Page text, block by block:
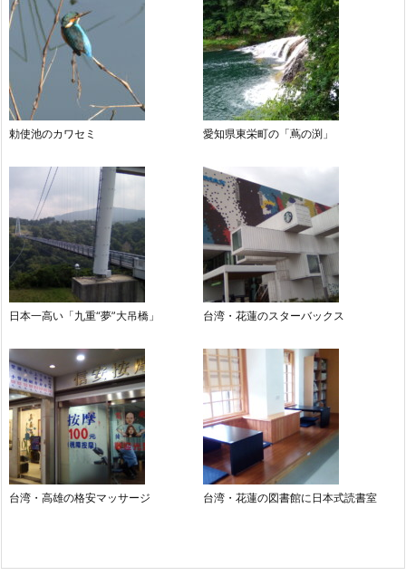
勅使池のカワセミ 愛知県東栄町の「蔦の渕」
日本一高い「九重“夢”大吊橋」 台湾・花蓮のスターバックス
台湾・高雄の格安マッサージ 台湾・花蓮の図書館に日本式読書室